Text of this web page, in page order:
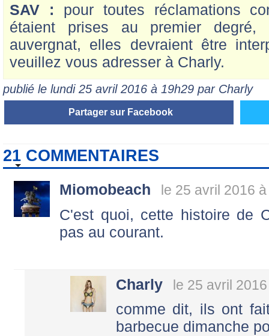
SAV : pour toutes réclamations
étaient prises au premier degré,
auvergnat, elles devraient être
veuillez vous adresser à Charly.
publié le lundi 25 avril 2016 à 19h29 par Charly
Partager sur Facebook
21 COMMENTAIRES
Miomobeach le 25 avril 2016
C'est quoi, cette histoire de
pas au courant.
Charly le 25 avril
comme dit, ils ont
barbecue dimanche